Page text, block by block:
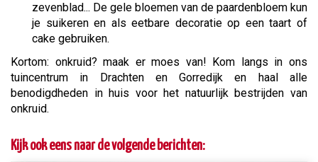
zevenblad... De gele bloemen van de paardenbloem kun
je suikeren en als eetbare decoratie op een taart of
cake gebruiken.
Kortom: onkruid? maak er moes van! Kom langs in ons
tuincentrum in Drachten en Gorredijk en haal alle
benodigdheden in huis voor het natuurlijk bestrijden van
onkruid.
Kijk ook eens naar de volgende berichten: